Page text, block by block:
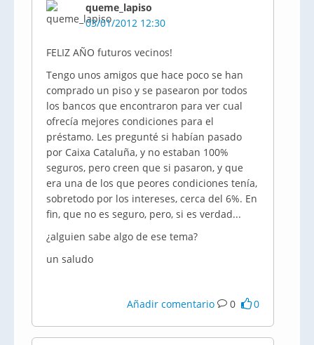
queme_lapiso
03/01/2012 12:30
FELIZ AÑO futuros vecinos!
Tengo unos amigos que hace poco se han
comprado un piso y se pasearon por todos
los bancos que encontraron para ver cual
ofrecía mejores condiciones para el
préstamo. Les pregunté si habían pasado
por Caixa Cataluña, y no estaban 100%
seguros, pero creen que si pasaron, y que
era una de los que peores condiciones tenía,
sobretodo por los intereses, cerca del 6%. En
fin, que no es seguro, pero, si es verdad...
¿alguien sabe algo de ese tema?
un saludo
Añadir comentario 0 0